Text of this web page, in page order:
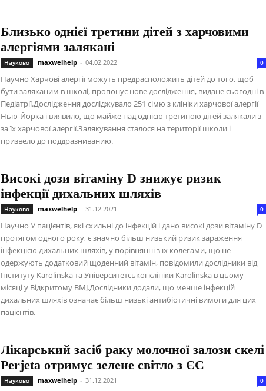
Близько однієї третини дітей з харчовими
алергіями залякані
Науково maxwelhelp - 04.02.2022 0
Научно Харчові алергії можуть предрасположить дітей до того, щоб
бути заляканим в школі, пропонує нове дослідження, видане сьогодні в
Педіатрії.Дослідження досліджувало 251 сімю з клініки харчової алергії
Нью-Йорка і виявило, що майже над однією третиною дітей залякали з-
за їх харчової алергії.Залякування сталося на території школи і
призвело до поддразниванию.
Високі дози вітаміну D знижує ризик
інфекції дихальних шляхів
Науково maxwelhelp - 31.12.2021 0
Научно У пацієнтів, які схильні до інфекцій і дано високі дози вітаміну D
протягом одного року, є значно більш низький ризик зараження
інфекцією дихальних шляхів, у порівнянні з їх колегами, що не
одержують додатковий щоденний вітамін, повідомили дослідники від
Інституту Karolinska та Університетської клініки Karolinska в цьому
місяці у Відкритому BMJ.Дослідники додали, що менше інфекцій
дихальних шляхів означає більш низькі антибіотичні вимоги для цих
пацієнтів.
Лікарський засіб раку молочної залози скелі
Perjeta отримує зелене світло з ЄС
Науково maxwelhelp - 31.12.2021 0